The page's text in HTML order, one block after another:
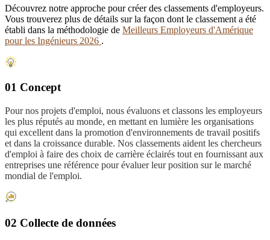
Découvrez notre approche pour créer des classements d'employeurs.
Vous trouverez plus de détails sur la façon dont le classement a été
établi dans la méthodologie de Meilleurs Employeurs d'Amérique
pour les Ingénieurs 2026 .
01 Concept
Pour nos projets d'emploi, nous évaluons et classons les employeurs
les plus réputés au monde, en mettant en lumière les organisations
qui excellent dans la promotion d'environnements de travail positifs
et dans la croissance durable. Nos classements aident les chercheurs
d'emploi à faire des choix de carrière éclairés tout en fournissant aux
entreprises une référence pour évaluer leur position sur le marché
mondial de l'emploi.
02 Collecte de données